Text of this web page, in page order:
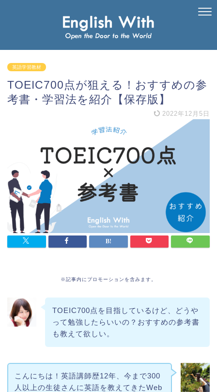
英語学習教材
TOEIC700点が狙える！おすすめの参
考書・学習法を紹介【保存版】
2022年12月5日
※記事内にプロモーションを含みます。
TOEIC700点を目指しているけど、どうや
って勉強したらいいの？おすすめの参考書
も教えて欲しい。
こんにちは！英語講師歴12年、今まで300
人以上の生徒さんに英語を教えてきたWeb